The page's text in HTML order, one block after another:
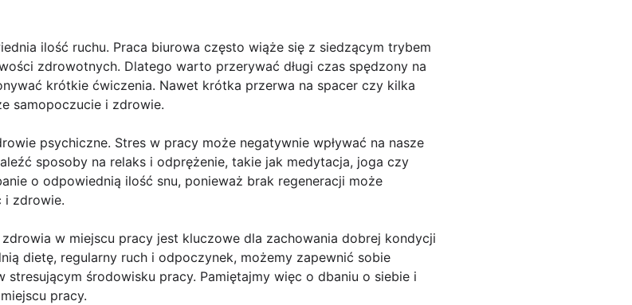
ilość ruchu. Praca biurowa często wiąże się z siedzącym trybem
zdrowotnych. Dlatego warto przerywać długi czas spędzony na
krótkie ćwiczenia. Nawet krótka przerwa na spacer czy kilka
samopoczucie i zdrowie.
psychiczne. Stres w pracy może negatywnie wpływać na nasze
sposoby na relaks i odprężenie, takie jak medytacja, joga czy
o odpowiednią ilość snu, ponieważ brak regeneracji może
i zdrowie.
w miejscu pracy jest kluczowe dla zachowania dobrej kondycji
dietę, regularny ruch i odpoczynek, możemy zapewnić sobie
środowisku pracy. Pamiętajmy więc o dbaniu o siebie i
pracy.